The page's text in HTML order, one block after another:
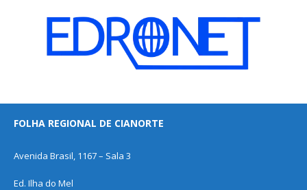
FOLHA REGIONAL DE CIANORTE
Avenida Brasil, 1167 – Sala 3
Ed. Ilha do Mel